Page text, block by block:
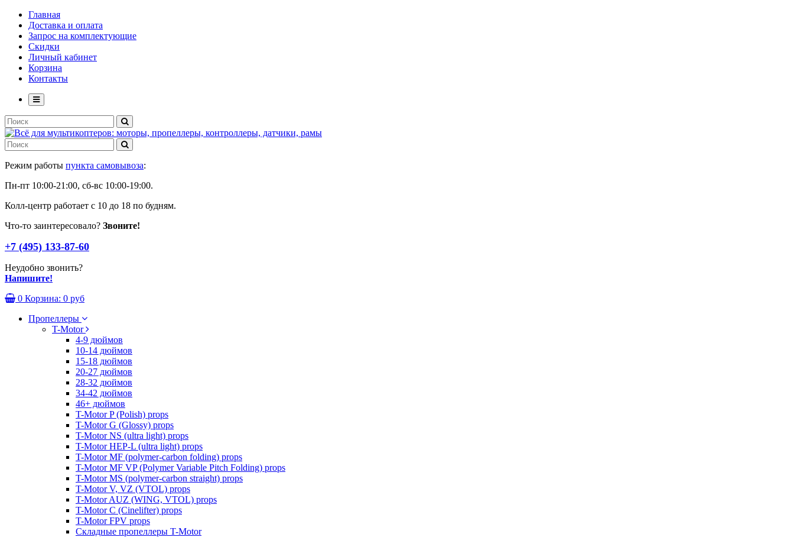
Главная
Доставка и оплата
Запрос на комплектующие
Скидки
Личный кабинет
Корзина
Контакты
Режим работы пункта самовывоза:
Пн-пт 10:00-21:00, сб-вс 10:00-19:00.
Колл-центр работает с 10 до 18 по будням.
Что-то заинтересовало? Звоните!
+7 (495) 133-87-60
Неудобно звонить?
Напишите!
0 Корзина: 0 руб
Пропеллеры
T-Motor
4-9 дюймов
10-14 дюймов
15-18 дюймов
20-27 дюймов
28-32 дюймов
34-42 дюймов
46+ дюймов
T-Motor P (Polish) props
T-Motor G (Glossy) props
T-Motor NS (ultra light) props
T-Motor HEP-L (ultra light) props
T-Motor MF (polymer-carbon folding) props
T-Motor MF VP (Polymer Variable Pitch Folding) props
T-Motor MS (polymer-carbon straight) props
T-Motor V, VZ (VTOL) props
T-Motor AUZ (WING, VTOL) props
T-Motor C (Cinelifter) props
T-Motor FPV props
Складные пропеллеры T-Motor